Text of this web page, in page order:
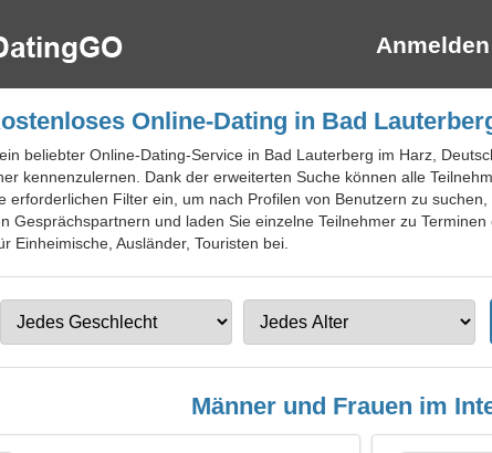
Anmelden
Online-Dating in Bad
beliebter Online-Dating-Service in Bad Lauterberg im Harz,
kennenzulernen. Dank der erweiterten Suche können alle
erforderlichen Filter ein, um nach Profilen von Benutzern zu
Gesprächspartnern und laden Sie einzelne Teilnehmer zu
Einheimische, Ausländer, Touristen bei.
Männer und Frauen im